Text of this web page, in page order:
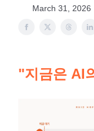
March 31, 2026
"지금은 AI